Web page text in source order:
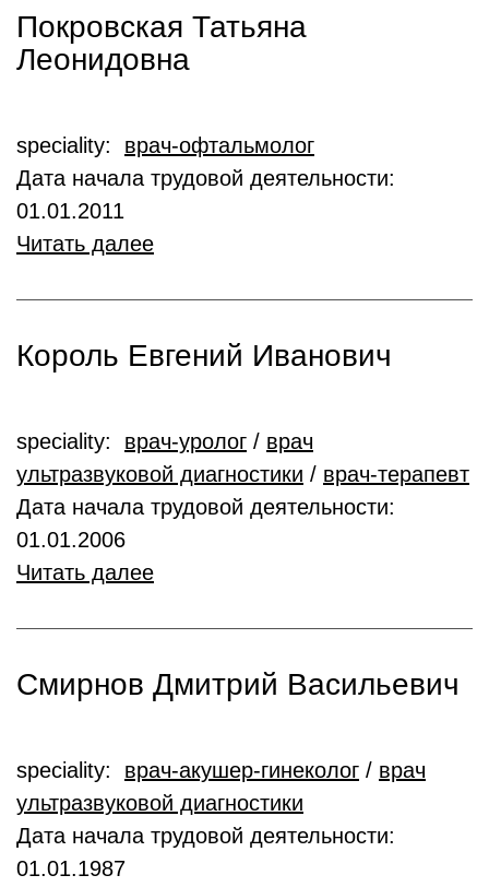
Покровская Татьяна
Леонидовна
speciality: врач-офтальмолог
Дата начала трудовой деятельности:
01.01.2011
Читать далее
Король Евгений Иванович
speciality: врач-уролог / врач
ультразвуковой диагностики / врач-терапевт
Дата начала трудовой деятельности:
01.01.2006
Читать далее
Смирнов Дмитрий Васильевич
speciality: врач-акушер-гинеколог / врач
ультразвуковой диагностики
Дата начала трудовой деятельности:
01.01.1987